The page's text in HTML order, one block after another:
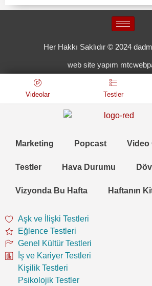
Her Hakkı Saklıdır © 2024
web site yapım
Videolar Testler
Marketing Popcast Video
Testler Hava Durumu
Vizyonda Bu Hafta Haftanın
Aşk ve İlişki Testleri
Eğlence Testleri
Genel Kültür Testleri
İş ve Kariyer Testleri
Kişilik Testleri
Psikolojik Testler